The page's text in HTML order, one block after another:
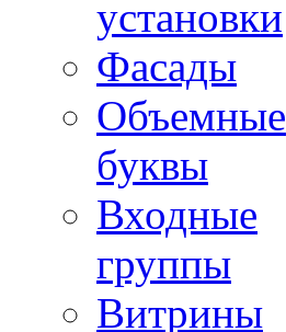
установки
Фасады
Объемные
буквы
Входные
группы
Витрины